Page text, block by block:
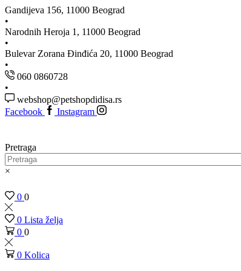
Gandijeva 156, 11000 Beograd
Narodnih Heroja 1, 11000 Beograd
Bulevar Zorana Đinđića 20, 11000 Beograd
060 0860728
webshop@petshopdidisa.rs
Facebook
Instagram
Pretraga
×
0 0
0 Lista želja
0 0
0 Kolica